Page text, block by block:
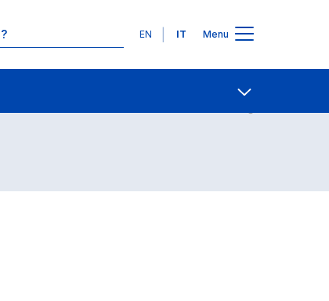
Lingue
EN IT Menu
Contatti